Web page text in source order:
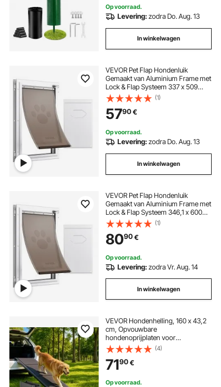
Op voorraad.
Levering:zodra Do. Aug. 13
In winkelwagen
VEVOR Pet Flap Hondenluik
Gemaakt van Aluminium Frame met
Lock & Flap Systeem 337 x 509
mm, Weerbestendig Hondenluik
Huisdierdeur Geschikt voor Katten
Honden Kittens (Wit-L) Eenvoudige
Installatie
(1)
5790€
Op voorraad.
Levering:zodra Do. Aug. 13
In winkelwagen
VEVOR Pet Flap Hondenluik
Gemaakt van Aluminium Frame met
Lock & Flap Systeem 346,1 x 600
mm, Weerbestendig Hondenluik
Huisdierdeur Geschikt voor Katten
Honden Kittens (Wit-XL)
Eenvoudige Installatie
(1)
8090€
Op voorraad.
Levering:zodra Vr. Aug. 14
In winkelwagen
VEVOR Hondenhelling, 160 x 43,2
cm, Opvouwbare
hondenoprijplaten voor
middelgrote en grote honden tot
113 kg, Hondentrap met antislip
Oxford-stofoppervlak, Draagbare
instaphulp voor SUV's en
vrachtwagens
(4)
7190€
Op voorraad.